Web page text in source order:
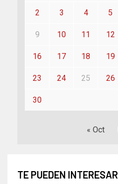
2 3 4 5
9 10 11 12
16 17 18 19
23 24 25 26
30
« Oct
TE PUEDEN INTERESAR